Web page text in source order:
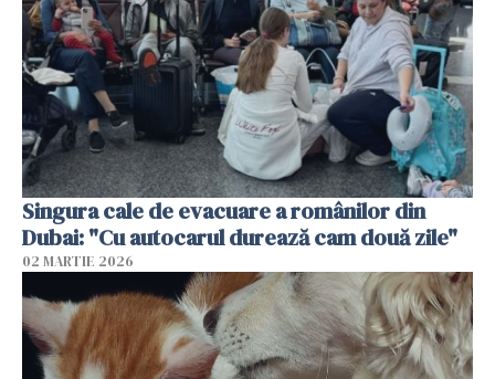
Singura cale de evacuare a românilor din
Dubai: "Cu autocarul durează cam două zile"
02 MARTIE 2026